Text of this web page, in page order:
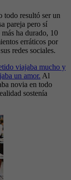
todo resultó ser un
pareja pero sí
ha durado, 10
erráticos por
redes sociales.
viajaba mucho y
un amor. Al
novia en todo
sostenía